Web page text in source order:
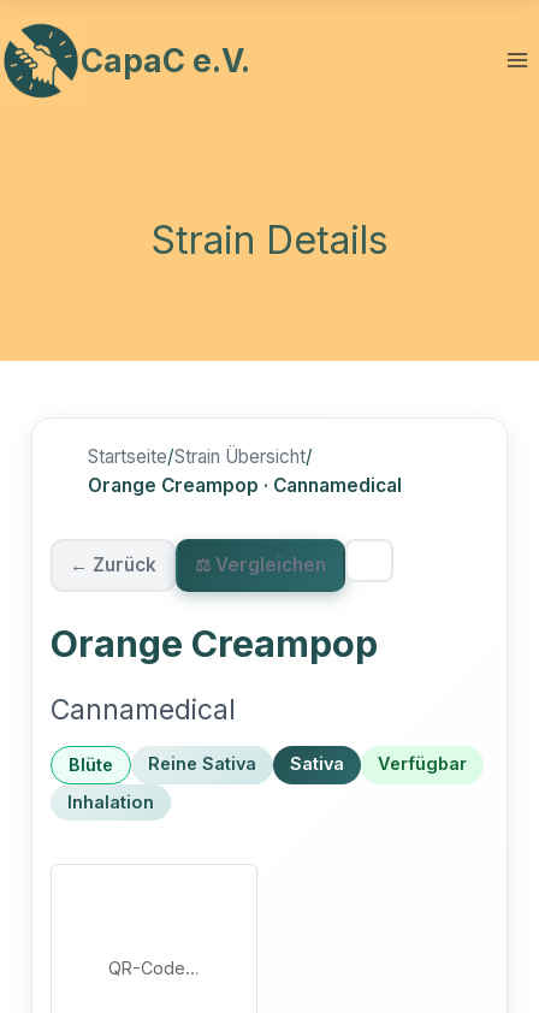
Inhalt
springen
CapaC e.V.
Strain Details
Startseite/Strain Übersicht/
Orange Creampop · Cannamedical
← Zurück ⚖ Vergleichen
Orange Creampop
Cannamedical
Blüte Reine Sativa Sativa
Verfügbar
Inhalation
QR-Code…